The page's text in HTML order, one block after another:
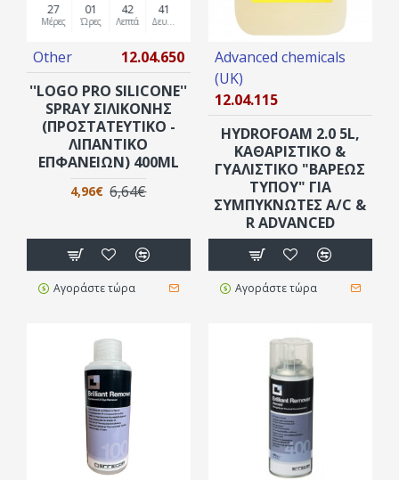
27
Μέρες
01
Ώρες
42
Λεπτά
41
Δευτερόλεπτα
Other
12.04.650
''LOGO PRO SILICONE''
SPRAY ΣΙΛΙΚΟΝΗΣ
(ΠΡΟΣΤΑΤΕΥΤΙΚΌ -
ΛΙΠΑΝΤΙΚΌ
ΕΠΦΑΝΕΙΏΝ) 400ML
4,96€ 6,64€
Αγοράστε τώρα
Advanced chemicals
(UK)
12.04.115
HYDROFOAM 2.0 5L,
ΚΑΘΑΡΙΣΤΙΚΟ &
ΓΥΑΛΙΣΤΙΚΟ "ΒΑΡΕΩΣ
ΤΥΠΟΥ" ΓΙΑ
ΣΥΜΠΥΚΝΩΤΕΣ A/C &
R ΑDVANCED
Αγοράστε τώρα